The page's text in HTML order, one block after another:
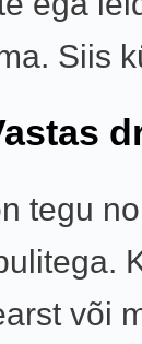
Siis
tegu
või